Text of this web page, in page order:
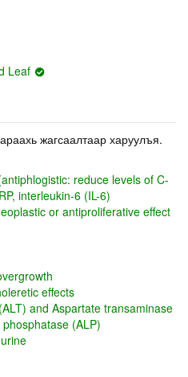
Leaf
жагсаалтаар харуулъя.
reduce levels of C-
interleukin-6 (IL-6)
or antiproliferative effect
effects
and Aspartate transaminase
(ALP)